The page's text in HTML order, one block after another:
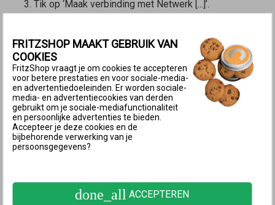
Tik op ‘Maak verbinding met Netwerk [...]’.
De Wi-Fi-verbinding wordt nu tot stand gebracht.
Als de melding ‘Geen verbinding mogelijk met
netwerk [...]’ wordt weergegeven, voer dan de
stappen uit van de handleidingWi-Fi-apparaat kan
met QR-code geen verbinding met de FRITZ!Box
tot stand brengen.
3 Computer met FRITZ!Box verbinden
Klik in de taakbalk van Windows op(Start) en
FRITZSHOP MAAKT GEBRUIK VAN
COOKIES
FritzShop vraagt je om cookies te accepteren
voor betere prestaties en voor sociale-media-
en advertentiedoeleinden. Er worden sociale-
media- en advertentiecookies van derden
gebruikt om je sociale-mediafunctionaliteit
en persoonlijke advertenties te bieden.
Accepteer je deze cookies en de
bijbehorende verwerking van je
persoonsgegevens?
done_all ACCEPTEREN